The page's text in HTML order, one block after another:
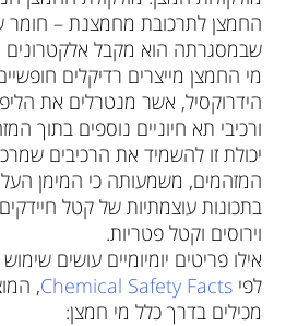
החמצן לתרכובת מחמצנת – חומר
שבמסגרתה הוא מקבל
מי החמצן מייצרים רדיקלים
הידרוקסיל, אשר מנטרלים את
ורכיבי תא חיוניים נוספים בתוך
יכולת זו להשמיד את הרכיבים
המזהמים, משמעותה כי המימן
בתכונות עוצמתיות של קטל
וירוסים וקטל פטריות.
אילו פריטים יומיומיים עושים
לפיChemical Safety Facts
,
מכילים בדרך כלל מי חמצן: